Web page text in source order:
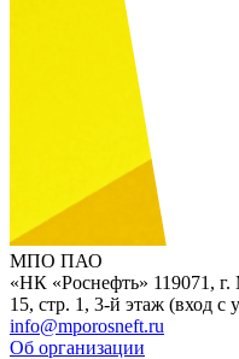
МПО ПАО
«НК «Роснефть» 119071,
15, стр. 1, 3-й этаж (вход с
info@mporosneft.ru
Об организации